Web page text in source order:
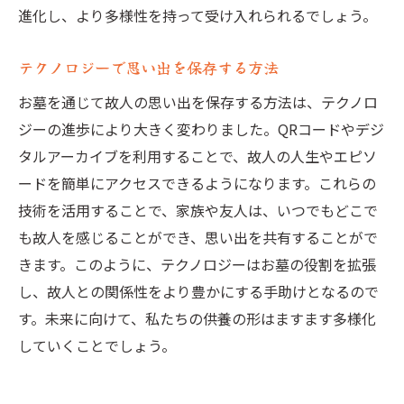
進化し、より多様性を持って受け入れられるでしょう。
テクノロジーで思い出を保存する方法
お墓を通じて故人の思い出を保存する方法は、テクノロ
ジーの進歩により大きく変わりました。QRコードやデジ
タルアーカイブを利用することで、故人の人生やエピソ
ードを簡単にアクセスできるようになります。これらの
技術を活用することで、家族や友人は、いつでもどこで
も故人を感じることができ、思い出を共有することがで
きます。このように、テクノロジーはお墓の役割を拡張
し、故人との関係性をより豊かにする手助けとなるので
す。未来に向けて、私たちの供養の形はますます多様化
していくことでしょう。